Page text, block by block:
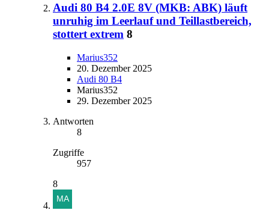
Audi 80 B4 2.0E 8V (MKB: ABK) läuft
unruhig im Leerlauf und Teillastbereich,
stottert extrem 8
Marius352
20. Dezember 2025
Audi 80 B4
Marius352
29. Dezember 2025
Antworten
8
Zugriffe
957
8